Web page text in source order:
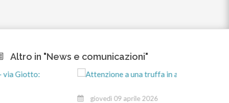
Altro in "News e comunicazioni"
giovedì 09 aprile 2026